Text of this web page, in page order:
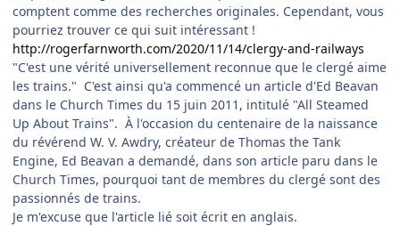
comptent comme des recherches originales. Cependant, vous
pourriez trouver ce qui suit intéressant !
http://rogerfarnworth.com/2020/11/14/clergy-and-railways
"C'est une vérité universellement reconnue que le clergé aime
les trains." C'est ainsi qu'a commencé un article d'Ed Beavan
dans le Church Times du 15 juin 2011, intitulé "All Steamed
Up About Trains". À l'occasion du centenaire de la naissance
du révérend W. V. Awdry, créateur de Thomas the Tank
Engine, Ed Beavan a demandé, dans son article paru dans le
Church Times, pourquoi tant de membres du clergé sont des
passionnés de trains.
Je m'excuse que l'article lié soit écrit en anglais.